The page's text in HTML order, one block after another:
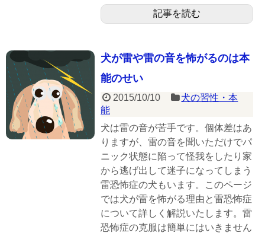
記事を読む
犬が雷や雷の音を怖がるのは本
能のせい
2015/10/10
犬の習性・本
能
犬は雷の音が苦手です。個体差はあ
りますが、雷の音を聞いただけでパ
ニック状態に陥って怪我をしたり家
から逃げ出して迷子になってしまう
雷恐怖症の犬もいます。このページ
では犬が雷を怖がる理由と雷恐怖症
について詳しく解説いたします。雷
恐怖症の克服は簡単にはいきません